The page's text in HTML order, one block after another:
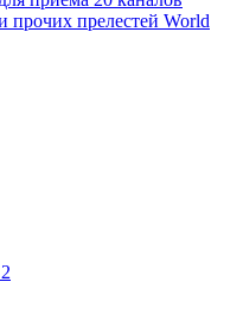
прочих прелестей World
2